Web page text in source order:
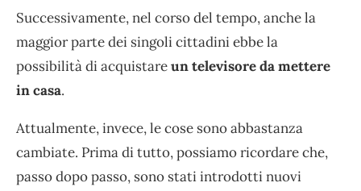
Successivamente, nel corso del tempo, anche la
maggior parte dei singoli cittadini ebbe la
possibilità di acquistareun televisore da mettere
in casa.
Attualmente, invece, le cose sono abbastanza
cambiate. Prima di tutto, possiamo ricordare che,
passo dopo passo, sono stati introdotti nuovi